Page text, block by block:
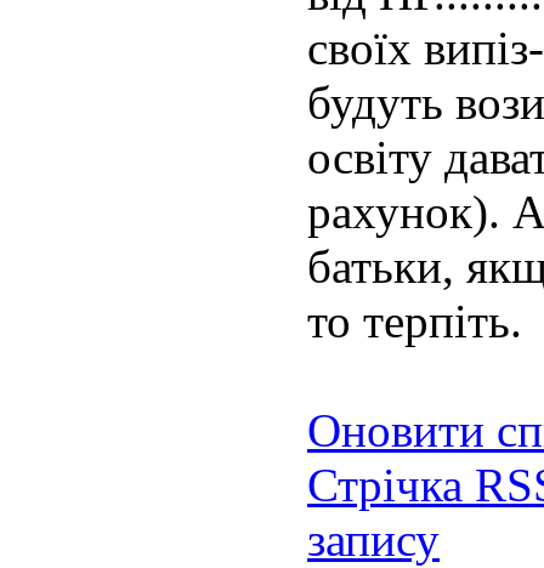
своїх
будуть
освіту
рахунок).
батьки,
то терпіть.
Оновити
Стрічка
запису